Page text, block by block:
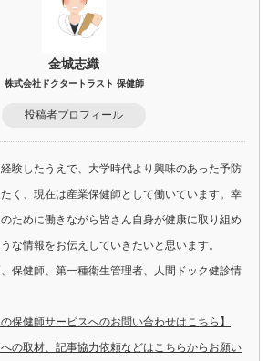
金城志織
株式会社ドクタートラスト 保健師
投稿者プロフィール
験したうえで、大学時代より興味のあった予防
く、現在は産業保健師として働いています。幸
ために働きながら皆さん自身が健康に取り組め
な情報をお伝えしていきたいと思います。
、保健師、第一種衛生管理者、人間ドック健診情
保健師サービスへのお問い合わせはこちら】
への取材、記事協力依頼などはこちらからお願い